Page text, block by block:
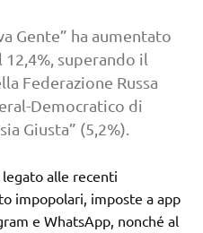
Gente” ha aumentato
superando il
Federazione Russa
Democratico di
Giusta” (5,2%).
alle recenti
impopolari, imposte a app
e WhatsApp, nonché al